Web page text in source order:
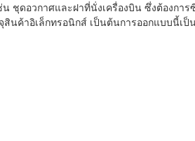
ชุดอวกาศและฝาที่นั่งเครื่องบิน ซึ่งต้องกา
ค้าอิเล็กทรอนิกส์ เป็นต้นการออกแบบนี้เ